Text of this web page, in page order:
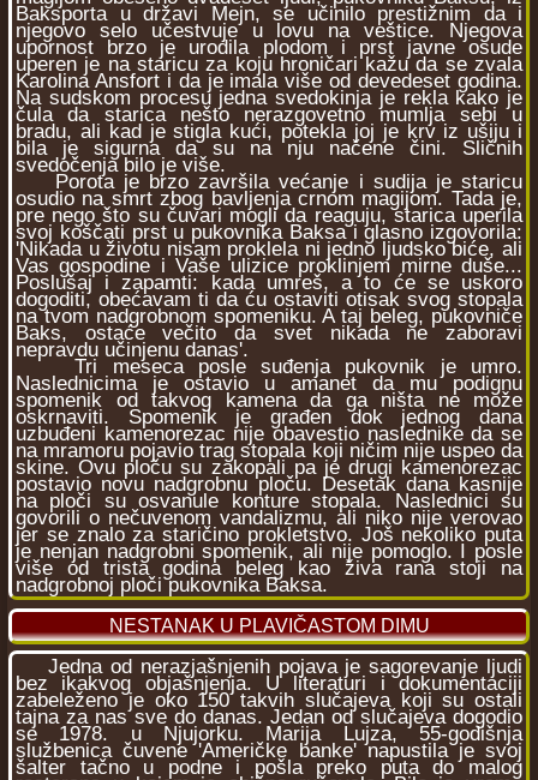
Baksporta u državi Mejn, se učinilo prestižnim da i
njegovo selo učestvuje u lovu na veštice. Njegova
upornost brzo je urodila plodom i prst javne osude
uperen je na staricu za koju hroničari kažu da se zvala
Karolina Ansfort i da je imala više od devedeset godina.
Na sudskom procesu jedna svedokinja je rekla kako je
čula da starica nešto nerazgovetno mumlja sebi u
bradu, ali kad je stigla kući, potekla joj je krv iz ušiju i
bila je sigurna da su na nju načene čini. Sličnih
svedočenja bilo je više.
Porota je brzo završila većanje i sudija je staricu
osudio na smrt zbog bavljenja crnom magijom. Tada je,
pre nego što su čuvari mogli da reaguju, starica uperila
svoj koščati prst u pukovnika Baksa i glasno izgovorila:
'Nikada u životu nisam proklela ni jedno ljudsko biće, ali
Vas gospodine i Vaše ulizice proklinjem mirne duše...
Poslušaj i zapamti: kada umreš, a to će se uskoro
dogoditi, obećavam ti da ću ostaviti otisak svog stopala
na tvom nadgrobnom spomeniku. A taj beleg, pukovniče
Baks, ostaće večito da svet nikada ne zaboravi
nepravdu učinjenu danas'.
Tri meseca posle suđenja pukovnik je umro.
Naslednicima je ostavio u amanet da mu podignu
spomenik od takvog kamena da ga ništa ne može
oskrnaviti. Spomenik je građen dok jednog dana
uzbuđeni kamenorezac nije obavestio naslednike da se
na mramoru pojavio trag stopala koji ničim nije uspeo da
skine. Ovu ploču su zakopali pa je drugi kamenorezac
postavio novu nadgrobnu ploču. Desetak dana kasnije
na ploči su osvanule konture stopala. Naslednici su
govorili o nečuvenom vandalizmu, ali niko nije verovao
jer se znalo za staričino prokletstvo. Još nekoliko puta
je nenjan nadgrobni spomenik, ali nije pomoglo. I posle
više od trista godina beleg kao živa rana stoji na
nadgrobnoj ploči pukovnika Baksa.
NESTANAK U PLAVIČASTOM DIMU
Jedna od nerazjašnjenih pojava je sagorevanje ljudi
bez ikakvog objašnjenja. U literaturi i dokumentaciji
zabeleženo je oko 150 takvih slučajeva koji su ostali
tajna za nas sve do danas. Jedan od slučajeva dogodio
se 1978. u Njujorku. Marija Lujza, 55-godišnja
službenica čuvene 'Američke banke' napustila je svoj
šalter tačno u podne i pošla preko puta do malog